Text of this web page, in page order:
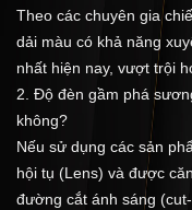
Theo các chuyên gia
dải màu có khả năng
nhất hiện nay, vượt trội
2. Độ đèn gầm phá
không?
Nếu sử dụng các sản
hội tụ (Lens) và được
đường cắt ánh sáng